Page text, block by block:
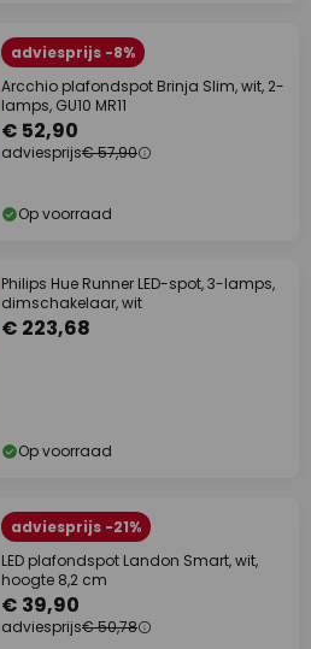
adviesprijs -8%
Arcchio plafondspot Brinja Slim, wit, 2-
lamps, GU10 MR11
€ 52,90
adviesprijs€ 57,90
Op voorraad
Philips Hue Runner LED-spot, 3-lamps,
dimschakelaar, wit
€ 223,68
Op voorraad
adviesprijs -21%
LED plafondspot Landon Smart, wit,
hoogte 8,2 cm
€ 39,90
adviesprijs€ 50,78